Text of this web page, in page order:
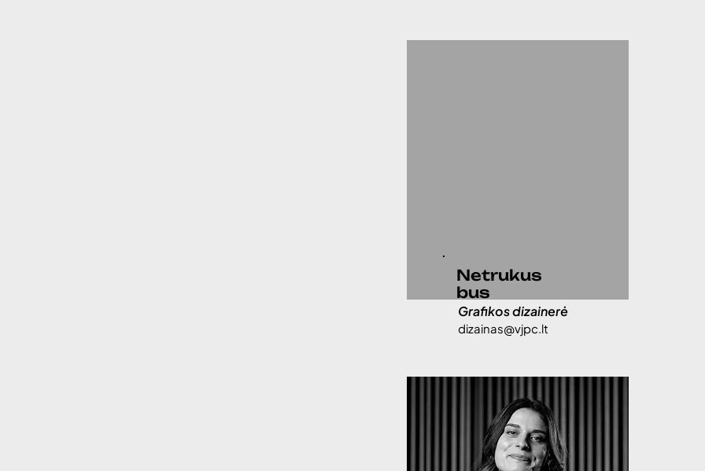
Netrukus
bus
Grafikos dizainerė
dizainas@vjpc.lt